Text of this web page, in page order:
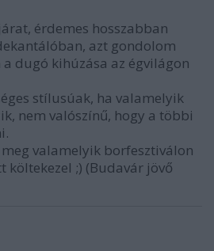
érdemes hosszabban
azt gondolom
dugó kihúzása az égvilágon
stílusúak, ha valamelyik
nem valószínű, hogy a többi
valamelyik borfesztiválon
költekezel ;) (Budavár jövő